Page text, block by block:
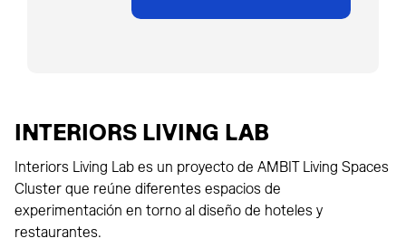
INTERIORS LIVING LAB
Interiors Living Lab es un proyecto de AMBIT Living Spaces
Cluster que reúne diferentes espacios de
experimentación en torno al diseño de hoteles y
restaurantes.